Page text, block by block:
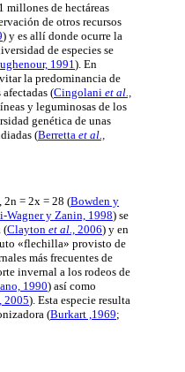
millones de hectáreas
de otros recursos
) y es allí donde ocurre la
de especies se
1991). En
la predominancia de
(Cingolani et al.,
y leguminosas de los
genética de unas
(Berretta et al.,
= 2x = 28 (Bowden y
Wagner y Zanin, 1998) se
(Clayton et al., 2006) y en
«flechilla» provisto de
más frecuentes de
invernal a los rodeos de
1990) así como
2005). Esta especie resulta
(Burkart ,1969;